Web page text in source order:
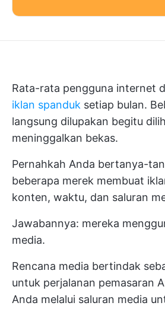
Rata-rata pengguna internet
iklan spanduk setiap bulan.
langsung dilupakan begitu
meninggalkan bekas.
Pernahkah Anda bertanya-
beberapa merek membuat
konten, waktu, dan saluran
Jawabannya: mereka
media.
Rencana media bertindak
untuk perjalanan pemasaran
Anda melalui saluran media